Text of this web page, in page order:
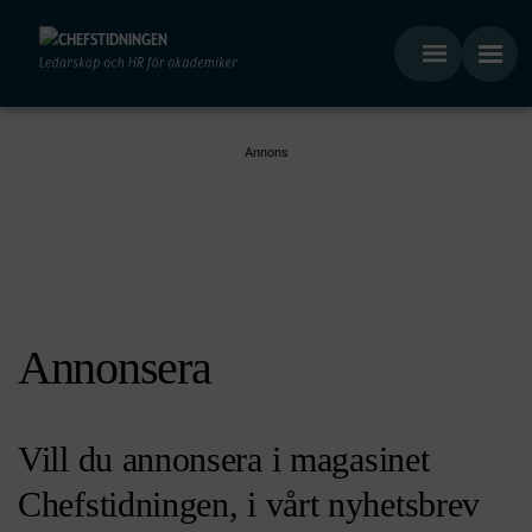
Annonsera
Vill du annonsera i magasinet
Chefstidningen, i vårt nyhetsbrev